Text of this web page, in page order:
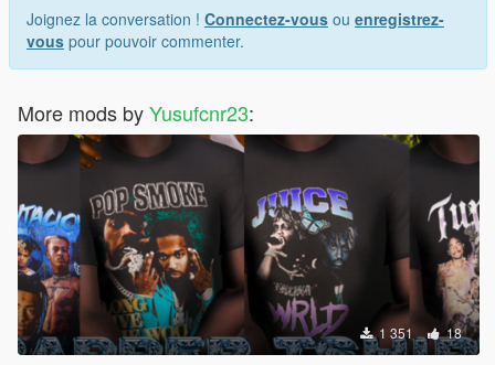
Joignez la conversation ! Connectez-vous ou enregistrez-
vous pour pouvoir commenter.
More mods byYusufcnr23:
1 351 18